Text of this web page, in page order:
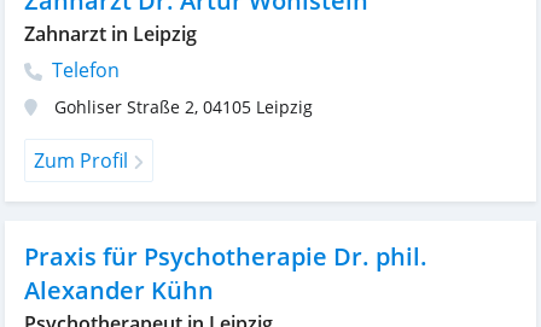
Zahnarzt in Leipzig
Telefon
Gohliser Straße 2, 04105 Leipzig
Zum Profil
Praxis für Psychotherapie Dr. phil.
Alexander Kühn